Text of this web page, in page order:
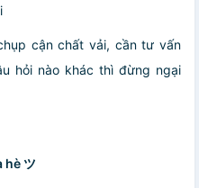
cận chất vải, cần tư vấn
hỏi nào khác thì đừng ngại
ツ